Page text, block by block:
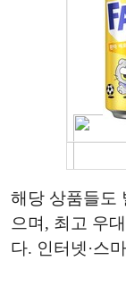
해당 상품들도
으며, 최고 우
다. 인터넷·스